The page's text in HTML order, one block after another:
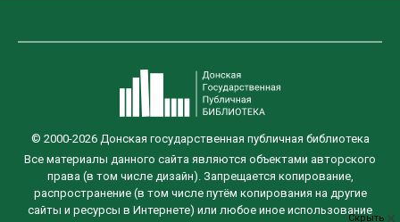
Скрыть
© 2000-2026 Донская государственная публичная библиотека
Все материалы данного сайта являются объектами авторского
права (в том числе дизайн). Запрещается копирование,
распространение (в том числе путём копирования на другие
сайты и ресурсы в Интернете) или любое иное использование